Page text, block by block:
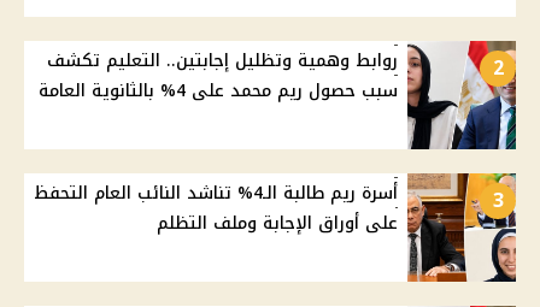
2
روابط وهمية وتظليل إجابتين.. التعليم تكشف
سبب حصول ريم محمد على 4% بالثانوية العامة
3
أسرة ريم طالبة الـ4% تناشد النائب العام التحفظ
على أوراق الإجابة وملف التظلم